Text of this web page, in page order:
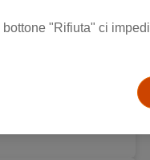
"Rifiuta" ci